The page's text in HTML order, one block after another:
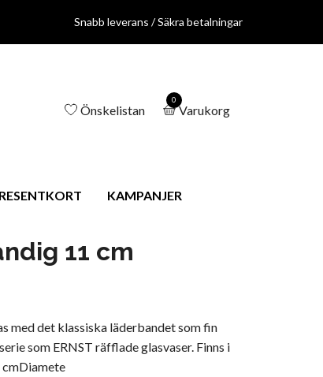
Snabb leverans / Säkra betalningar
Önskelistan
0
Varukorg
KAMPANJER
11 cm
med det klassiska läderbandet som fin
som ERNST räfflade glasvaser. Finns i